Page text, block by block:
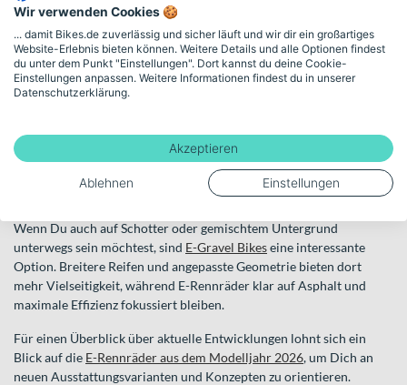
Alternativ gibt es dasE-Hinterradmotor-Rennrad
Hinterradnabe. Diese Variante integriert sich dezent ins
Gesamtsystem und unterstützt vor allem bei konstanten
Geschwindigkeiten auf flachen bis leicht welligen Strecken.
Neben klassischen E-Rennrädern findest Du auch spezialisierte
Alternativen wie
E-Fitnessbikes. Sie setzen auf eine aufrechtere
Sitzposition und eignen sich für sportliche Alltagsfahrten oder
Wenn Du auch auf Schotter oder gemischtem Untergrund
unterwegs sein möchtest, sind E-Gravel Bikeseine interessante
Option. Breitere Reifen und angepasste Geometrie bieten dort
mehr Vielseitigkeit, während E-Rennräder klar auf Asphalt und
maximale Effizienz fokussiert bleiben.
Für einen Überblick über aktuelle Entwicklungen lohnt sich ein
Blick auf die E-Rennräder aus dem Modelljahr 2026, um Dich an
neuen Ausstattungsvarianten und Konzepten zu orientieren.
Wir verwenden Cookies 🍪
... damit Bikes.de zuverlässig und sicher läuft und wir dir ein großartiges
Website-Erlebnis bieten können. Weitere Details und alle Optionen findest
du unter dem Punkt "Einstellungen". Dort kannst du deine Cookie-
Einstellungen anpassen. Weitere Informationen findest du in unserer
Datenschutzerklärung.
Akzeptieren
Ablehnen Einstellungen